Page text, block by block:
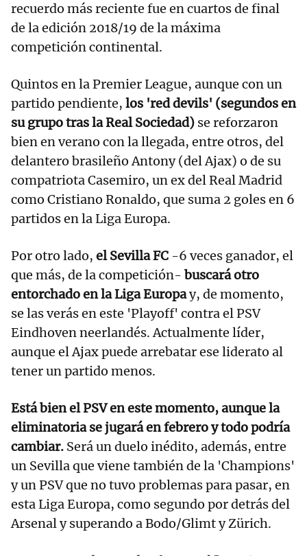
recuerdo más reciente fue en cuartos de final
de la edición 2018/19 de la máxima
competición continental.
Quintos en la Premier League, aunque con un
partido pendiente, los 'red devils' (segundos en
su grupo tras la Real Sociedad) se reforzaron
bien en verano con la llegada, entre otros, del
delantero brasileño Antony (del Ajax) o de su
compatriota Casemiro, un ex del Real Madrid
como Cristiano Ronaldo, que suma 2 goles en 6
partidos en la Liga Europa.
Por otro lado, el Sevilla FC -6 veces ganador, el
que más, de la competición- buscará otro
entorchado en la Liga Europay, de momento,
se las verás en este 'Playoff' contra el PSV
Eindhoven neerlandés. Actualmente líder,
aunque el Ajax puede arrebatar ese liderato al
tener un partido menos.
Está bien el PSV en este momento, aunque la
eliminatoria se jugará en febrero y todo podría
cambiar. Será un duelo inédito, además, entre
un Sevilla que viene también de la 'Champions'
y un PSV que no tuvo problemas para pasar, en
esta Liga Europa, como segundo por detrás del
Arsenal y superando a Bodo/Glimt y Zürich.